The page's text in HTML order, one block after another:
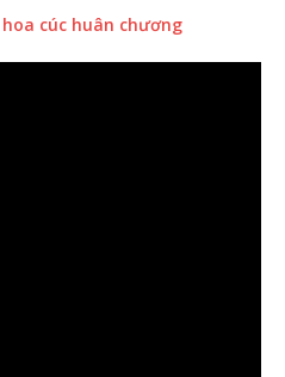
cúc huân chương